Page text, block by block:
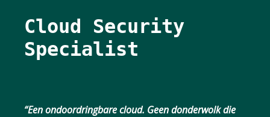
Cloud Security
Specialist
“Een ondoordringbare cloud. Geen donderwolk die